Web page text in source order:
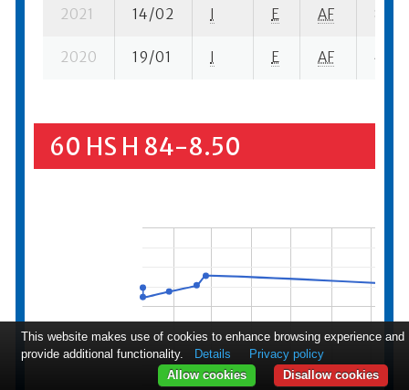
2021 14/02 I E AF 8
2020 19/01 I E AF 4
60 HS H 84-8.50
This website makes use of cookies to enhance browsing experience and
provide additional functionality.
Details
Privacy policy
Disallow cookies
Allow cookies